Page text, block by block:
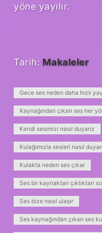
yöne yayılır.
Tarih: Makaleler
Gece ses neden daha hızlı
Kaynağından çıkan ses her
Kendi sesimizi nasıl duyarız
Kulağımızla sesleri nasıl
Kulakta neden ses çıkar
Ses bir kaynaktan çıktıktan
Ses bize nasıl ulaşır
Ses kaynağından çıkan ses